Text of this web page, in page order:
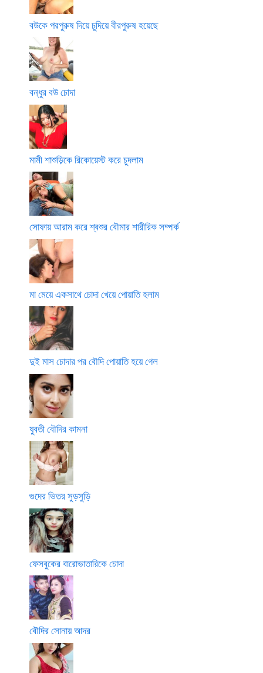
বউকে পরপুরুষ দিয়ে চুদিয়ে বীরপুরুষ হয়েছে
বন্ধুর বউ চোদা
মামী শাশুড়িকে রিকোয়েস্ট করে চুদলাম
সোফায় আরাম করে শ্বশুর বৌমার শারীরিক সম্পর্ক
মা মেয়ে একসাথে চোদা খেয়ে পোয়াতি হলাম
দুই মাস চোদার পর বৌদি পোয়াতি হয়ে গেল
যুবতী বৌদির কামনা
গুদের ভিতর সুড়সুড়ি
ফেসবুকের বারোভাতারিকে চোদা
বৌদির সোনায় আদর